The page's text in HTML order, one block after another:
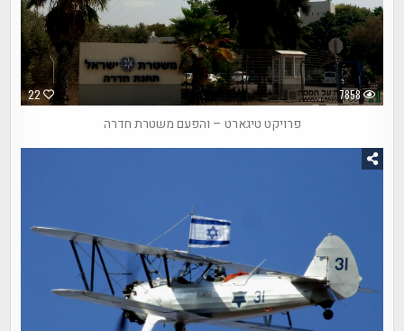
22 7858
פרויקט טיגארט – והפעם משטרת חדרה